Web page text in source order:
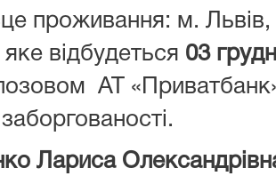
проживання: м.
відбудеться 03
АТ
Лариса